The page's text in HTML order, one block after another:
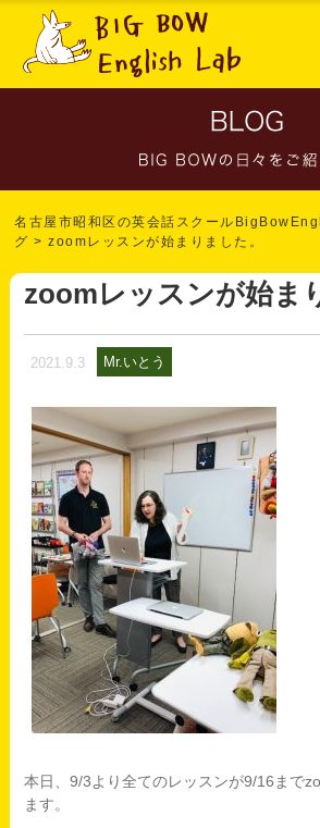
名古屋市昭和区の英会話スクール
グ >zoomレッスンが始まりました。
zoomレッスンが始ま
2021.9.3 Mr.いとう
本日、9/3より全てのレッスンが9/16まで
ます。